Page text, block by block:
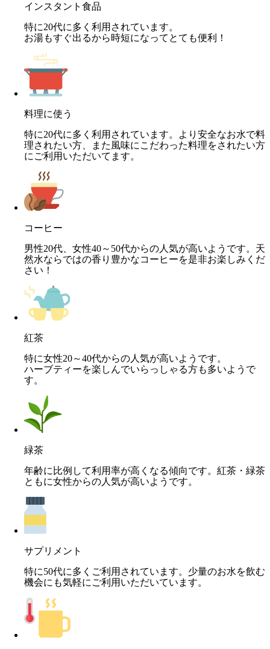
インスタント食品
特に20代に多く利用されています。
お湯もすぐ出るから時短になってとても便利！
料理に使う
特に20代に多く利用されています。より安全なお水で料
理されたい方、また風味にこだわった料理をされたい方
にご利用いただいてます。
コーヒー
男性20代、女性40～50代からの人気が高いようです。天
然水ならではの香り豊かなコーヒーを是非お楽しみくだ
さい！
紅茶
特に女性20～40代からの人気が高いようです。
ハーブティーを楽しんでいらっしゃる方も多いようで
す。
緑茶
年齢に比例して利用率が高くなる傾向です。紅茶・緑茶
ともに女性からの人気が高いようです。
サプリメント
特に50代に多くご利用されています。少量のお水を飲む
機会にも気軽にご利用いただいています。